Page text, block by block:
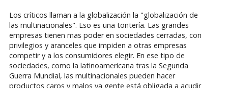
Los críticos llaman a la globalización la "globalización de
las multinacionales". Eso es una tontería. Las grandes
empresas tienen mas poder en sociedades cerradas, con
privilegios y aranceles que impiden a otras empresas
competir y a los consumidores elegir. En ese tipo de
sociedades, como la latinoamericana tras la Segunda
Guerra Mundial, las multinacionales pueden hacer
productos caros y malos ya gente está obligada a acudir